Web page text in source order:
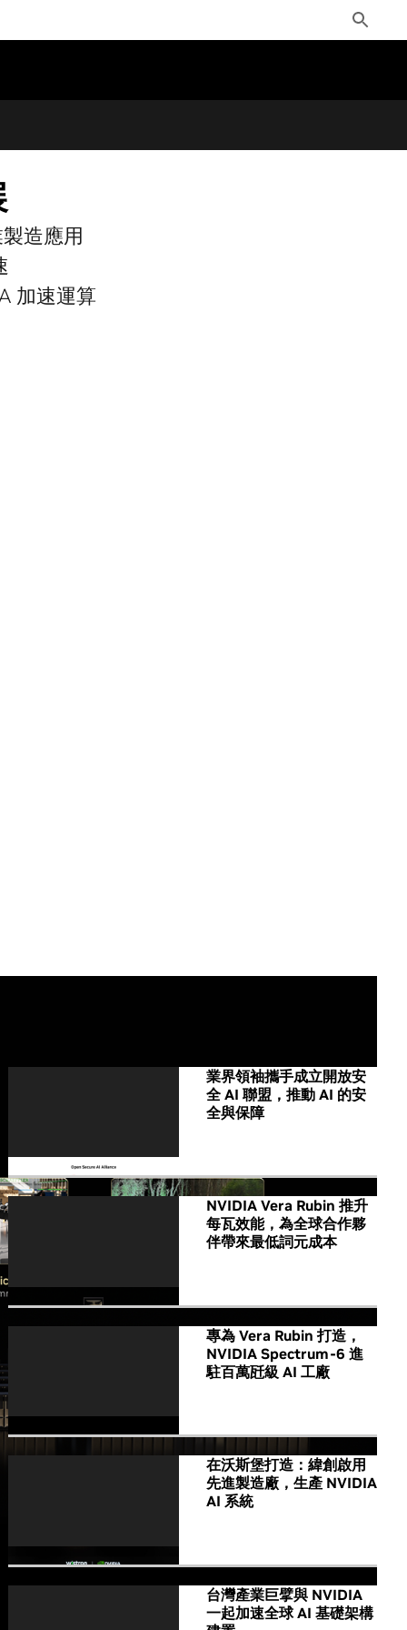
Toggle
Search
造應用
加速運算
業界領袖攜手成立開放安
全 AI 聯盟，推動 AI 的安
全與保障
NVIDIA Vera Rubin 推升
每瓦效能，為全球合作夥
伴帶來最低詞元成本
專為 Vera Rubin 打造，
NVIDIA Spectrum-6 進
駐百萬瓩級 AI 工廠
在沃斯堡打造：緯創啟用
先進製造廠，生產 NVIDIA
AI 系統
台灣產業巨擘與 NVIDIA
一起加速全球 AI 基礎架構